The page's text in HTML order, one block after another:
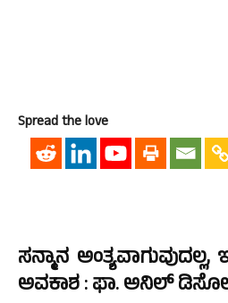
Spread the love
ಸನ್ಮಾನ ಅಂತ್ಯವಾಗುವುದಲ್ಲ,
ಅವಕಾಶ : ಫಾ. ಅನಿಲ್